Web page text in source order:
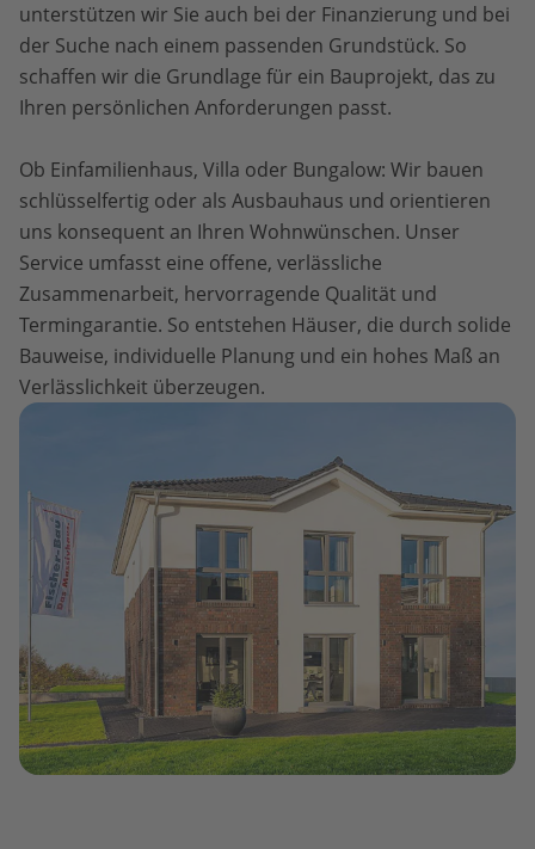
unterstützen wir Sie auch bei der Finanzierung und bei
der Suche nach einem passenden Grundstück. So
schaffen wir die Grundlage für ein Bauprojekt, das zu
Ihren persönlichen Anforderungen passt.
Ob Einfamilienhaus, Villa oder Bungalow: Wir bauen
schlüsselfertig oder als Ausbauhaus und orientieren
uns konsequent an Ihren Wohnwünschen. Unser
Service umfasst eine offene, verlässliche
Zusammenarbeit, hervorragende Qualität und
Termingarantie. So entstehen Häuser, die durch solide
Bauweise, individuelle Planung und ein hohes Maß an
Verlässlichkeit überzeugen.